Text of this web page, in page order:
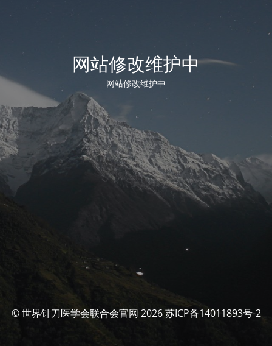
网站修改维护中
网站修改维护中
© 世界针刀医学会联合会官网 2026 苏ICP备14011893号-2